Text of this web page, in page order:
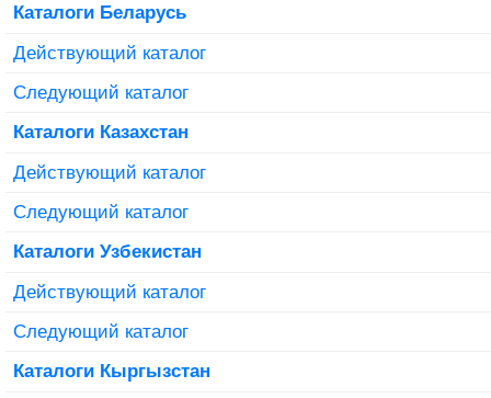
Каталоги Беларусь
Действующий каталог
Следующий каталог
Каталоги Казахстан
Действующий каталог
Следующий каталог
Каталоги Узбекистан
Действующий каталог
Следующий каталог
Каталоги Кыргызстан